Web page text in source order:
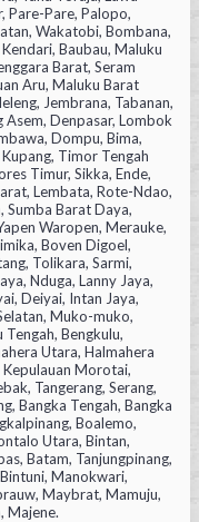
Pare-Pare, Palopo,
Wakatobi, Bombana,
Baubau, Maluku
Barat, Seram
Aru, Maluku Barat
Jembrana, Tabanan,
Asem, Denpasar, Lombok
Dompu, Bima,
Timor Tengah
Timur, Sikka, Ende,
Lembata, Rote-Ndao,
Sumba Barat Daya,
Waropen, Merauke,
Boven Digoel,
Tolikara, Sarmi,
Nduga, Lanny Jaya,
Deiyai, Intan Jaya,
Muko-muko,
Tengah, Bengkulu,
Utara, Halmahera
Kepulauan Morotai,
Tangerang, Serang,
Bangka Tengah, Bangka
Boalemo,
Utara, Bintan,
Batam, Tanjungpinang,
Manokwari,
Maybrat, Mamuju,
Majene.